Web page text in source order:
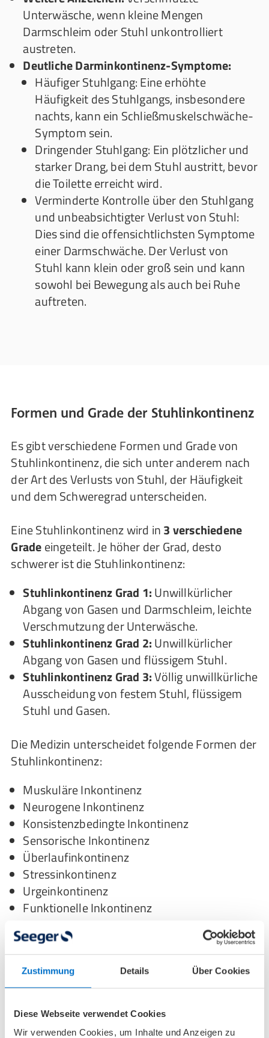
Zustimmung Details Über Cookies
Diese Webseite verwendet Cookies
Wir verwenden Cookies, um Inhalte und Anzeigen zu
Unterwäsche, wenn kleine Mengen
Darmschleim oder Stuhl unkontrolliert
austreten.
Deutliche Darminkontinenz-Symptome:
Häufiger Stuhlgang: Eine erhöhte
Häufigkeit des Stuhlgangs, insbesondere
nachts, kann ein Schließmuskelschwäche-
Symptom sein.
Dringender Stuhlgang: Ein plötzlicher und
starker Drang, bei dem Stuhl austritt, bevor
die Toilette erreicht wird.
Verminderte Kontrolle über den Stuhlgang
und unbeabsichtigter Verlust von Stuhl:
Dies sind die offensichtlichsten Symptome
einer Darmschwäche. Der Verlust von
Stuhl kann klein oder groß sein und kann
sowohl bei Bewegung als auch bei Ruhe
auftreten.
Formen und Grade der Stuhlinkontinenz
Es gibt verschiedene Formen und Grade von
Stuhlinkontinenz, die sich unter anderem nach
der Art des Verlusts von Stuhl, der Häufigkeit
und dem Schweregrad unterscheiden.
Eine Stuhlinkontinenz wird in3 verschiedene
Gradeeingeteilt. Je höher der Grad, desto
schwerer ist die Stuhlinkontinenz:
Stuhlinkontinenz Grad 1:Unwillkürlicher
Abgang von Gasen und Darmschleim, leichte
Verschmutzung der Unterwäsche.
Stuhlinkontinenz Grad 2:Unwillkürlicher
Abgang von Gasen und flüssigem Stuhl.
Stuhlinkontinenz Grad 3:Völlig unwillkürliche
Ausscheidung von festem Stuhl, flüssigem
Stuhl und Gasen.
Die Medizin unterscheidet folgende Formen der
Stuhlinkontinenz:
Muskuläre Inkontinenz
Neurogene Inkontinenz
Konsistenzbedingte Inkontinenz
Sensorische Inkontinenz
Überlaufinkontinenz
Stressinkontinenz
Urgeinkontinenz
Funktionelle Inkontinenz
Jede Darminkontinenz-Form weist
unterschiedliche, spezifische Merkmale und
Symptome auf, hat verschiedene Ursachen und
setzt eine andere Therapie voraus. Eine
Mischform der Stuhlinkontinenz besteht aus
einer Kombination der verschiedenen Formen.